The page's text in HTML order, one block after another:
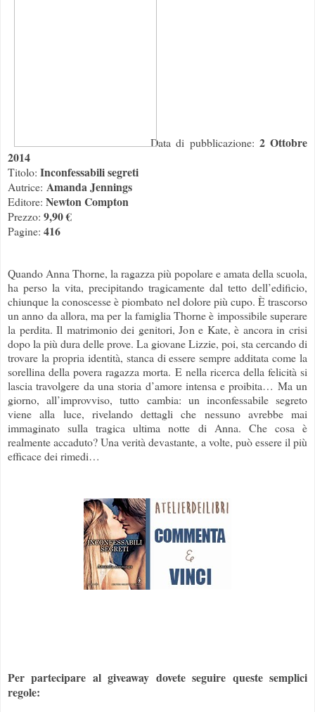
Data di pubblicazione: 2 Ottobre
2014
Titolo: Inconfessabili segreti
Autrice: Amanda Jennings
Editore: Newton Compton
Prezzo: 9,90 €
Pagine: 416
Quando Anna Thorne, la ragazza più popolare e amata della scuola,
ha perso la vita, precipitando tragicamente dal tetto dell’edificio,
chiunque la conoscesse è piombato nel dolore più cupo. È trascorso
un anno da allora, ma per la famiglia Thorne è impossibile superare
la perdita. Il matrimonio dei genitori, Jon e Kate, è ancora in crisi
dopo la più dura delle prove. La giovane Lizzie, poi, sta cercando di
trovare la propria identità, stanca di essere sempre additata come la
sorellina della povera ragazza morta. E nella ricerca della felicità si
lascia travolgere da una storia d’amore intensa e proibita… Ma un
giorno, all’improvviso, tutto cambia: un inconfessabile segreto
viene alla luce, rivelando dettagli che nessuno avrebbe mai
immaginato sulla tragica ultima notte di Anna. Che cosa è
realmente accaduto? Una verità devastante, a volte, può essere il più
efficace dei rimedi…
Per partecipare al giveaway dovete seguire queste semplici
regole: